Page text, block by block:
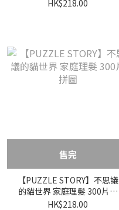
HK$218.00
售完
【PUZZLE STORY】不思議
的貓世界 家庭理髮 300片拼
圖
HK$218.00